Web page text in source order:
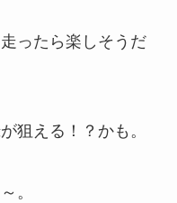
ったら楽しそうだ
狙える！？かも。
。